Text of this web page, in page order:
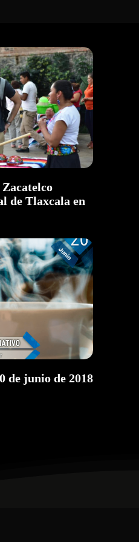
de Tlaxcala en
de junio de 2018